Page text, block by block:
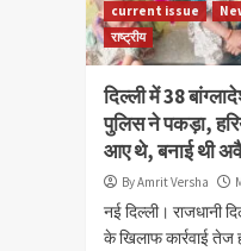
current issue
राष्ट्रीय
दिल्ली में 38
पुलिस ने पकड़ा,
आए थे, बनाई थी
By Amrit Versha
नई दिल्ली। राजधानी
के खिलाफ कार्रवाई तेज